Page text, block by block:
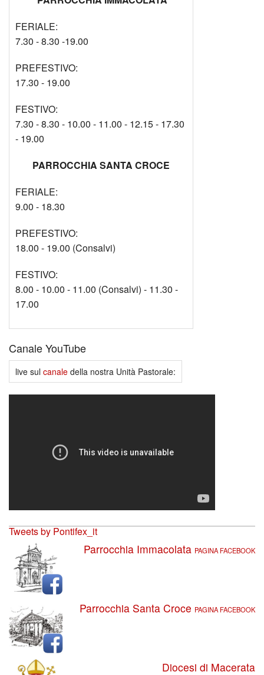
FERIALE:
7.30 - 8.30 -19.00
PREFESTIVO:
17.30 - 19.00
FESTIVO:
7.30 - 8.30 - 10.00 - 11.00 - 12.15 - 17.30
- 19.00
PARROCCHIA SANTA CROCE
FERIALE:
9.00 - 18.30
PREFESTIVO:
18.00 - 19.00 (Consalvi)
FESTIVO:
8.00 - 10.00 - 11.00 (Consalvi) - 11.30 -
17.00
Canale YouTube
live sul canale della nostra Unità Pastorale:
Tweets by Pontifex_it
Parrocchia Immacolata PAGINA FACEBOOK
Parrocchia Santa Croce PAGINA FACEBOOK
Diocesi di Macerata